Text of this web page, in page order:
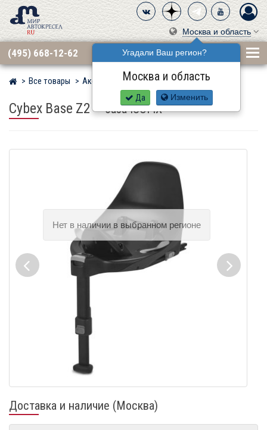
Москва и область
Угадали Ваш регион?
Москва и область
Да Изменить
(495) 668-12-62
Мир детских автокресел
Все товары Аксессуары Базы Isofix
Cybex Base Z2–база ISOFIX
Доставка и наличие (Москва)